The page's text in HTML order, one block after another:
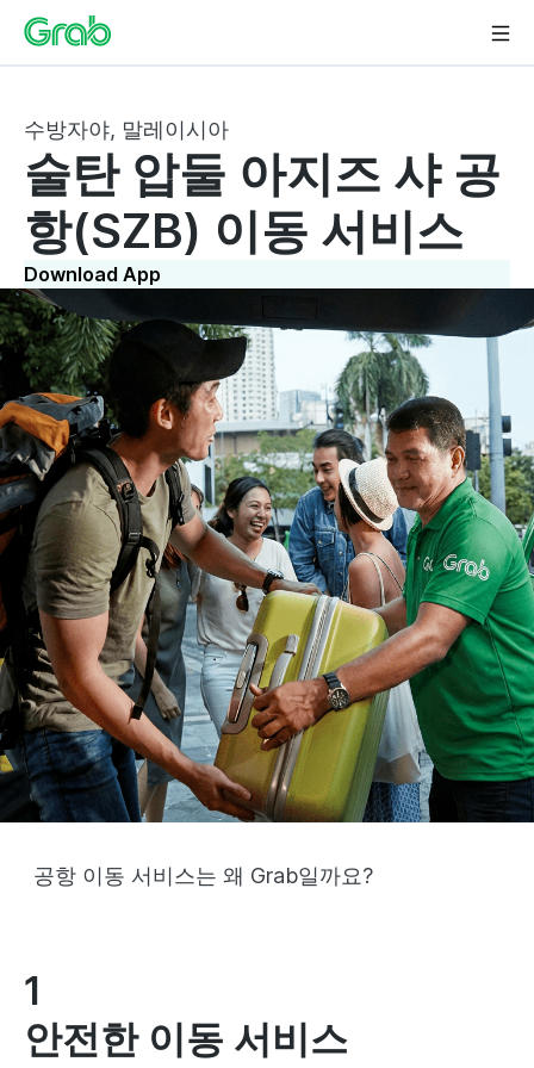
수방자야, 말레이시아
술탄 압둘 아지즈 샤 공
항(SZB) 이동 서비스
Download App
공항 이동 서비스는 왜 Grab일까요?
1
안전한 이동 서비스